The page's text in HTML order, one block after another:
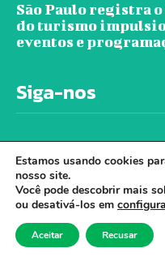
São Paulo registra
do turismo
eventos e
Siga-nos
© Jornal Ver A
reservados. -
Estamos usando cookies
nosso site.
Você pode descobrir mais
ou desativá-los em
Aceitar Recusar